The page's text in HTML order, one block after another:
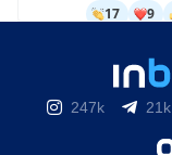
247k 21k